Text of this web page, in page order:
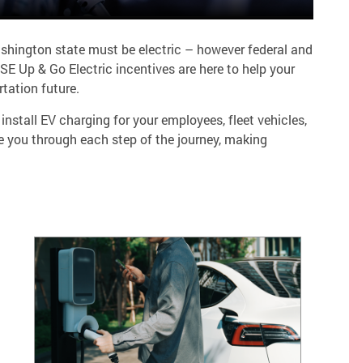
state must be electric – however federal and
Up & Go Electric incentives are here to help your
future.
EV charging for your employees, fleet vehicles,
through each step of the journey, making